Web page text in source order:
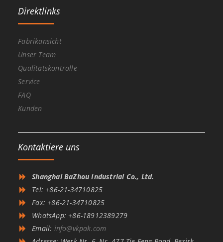
Direktlinks
Fabrikansicht
Unser Team
Qualitätskontrolle
Service
FAQ
Kunden
Kontaktiere uns
Shanghai BaZhou Industrial Co., Ltd.
Tel: +86-21-34710825
Fax: +86-21-34710825
WhatsApp: +86-18912389279
Email: info@vkpak.com